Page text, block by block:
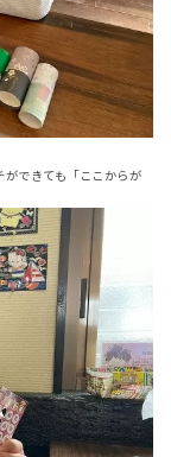
できても「ここからが